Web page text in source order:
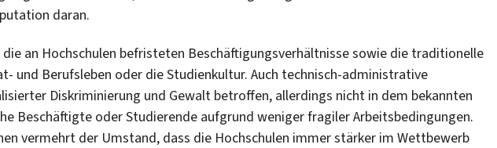
daran.
die an Hochschulen befristeten Beschäftigungsverhältnisse sowie die traditionelle
und Berufsleben oder die Studienkultur. Auch technisch-administrative
Diskriminierung und Gewalt betroffen, allerdings nicht in dem bekannten
Beschäftigte oder Studierende aufgrund weniger fragiler Arbeitsbedingungen.
vermehrt der Umstand, dass die Hochschulen immer stärker im Wettbewerb